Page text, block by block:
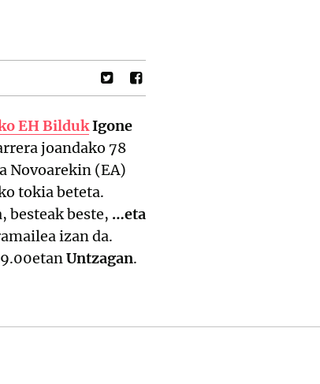
EH BildukIgone
joandako 78
Novoarekin (EA)
tokia beteta.
besteak beste, …eta
izan da.
Untzagan.